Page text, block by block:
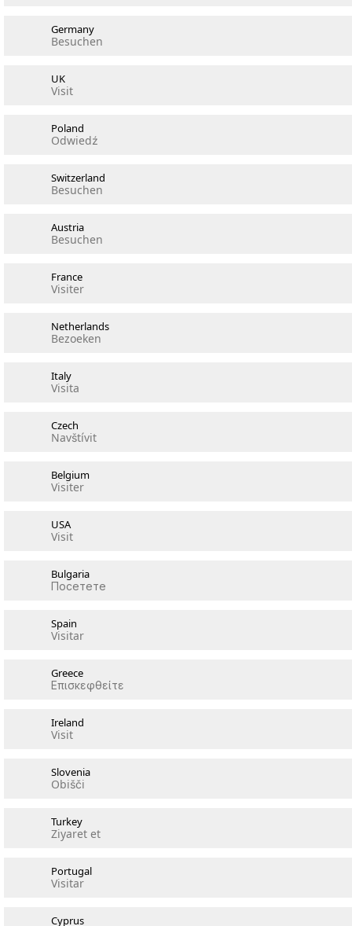
Germany
Besuchen
UK
Visit
Poland
Odwiedź
Switzerland
Besuchen
Austria
Besuchen
France
Visiter
Netherlands
Bezoeken
Italy
Visita
Czech
Navštívit
Belgium
Visiter
USA
Visit
Bulgaria
Посетете
Spain
Visitar
Greece
Επισκεφθείτε
Ireland
Visit
Slovenia
Obišči
Turkey
Ziyaret et
Portugal
Visitar
Cyprus